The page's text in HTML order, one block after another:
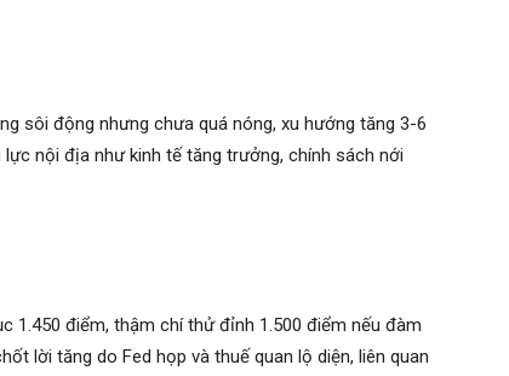
sôi động nhưng chưa quá nóng, xu hướng tăng 3-6
nội địa như kinh tế tăng trưởng, chính sách nới
1.450 điểm, thậm chí thử đỉnh 1.500 điểm nếu đàm
lời tăng do Fed họp và thuế quan lộ diện, liên quan